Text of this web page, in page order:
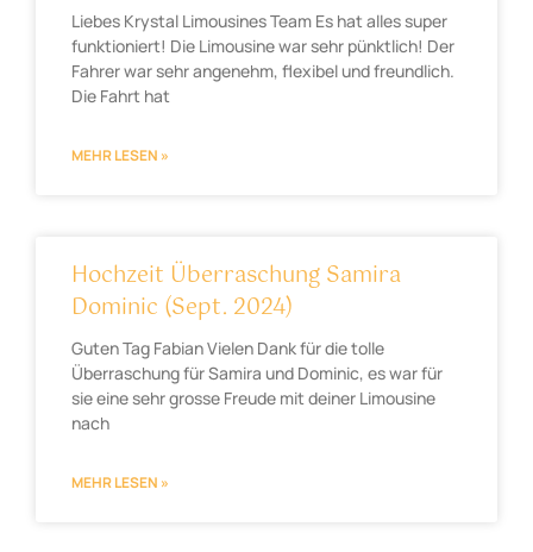
Liebes Krystal Limousines Team Es hat alles super
funktioniert! Die Limousine war sehr pünktlich! Der
Fahrer war sehr angenehm, flexibel und freundlich.
Die Fahrt hat
MEHR LESEN »
Hochzeit Überraschung Samira
Dominic (Sept. 2024)
Guten Tag Fabian Vielen Dank für die tolle
Überraschung für Samira und Dominic, es war für
sie eine sehr grosse Freude mit deiner Limousine
nach
MEHR LESEN »